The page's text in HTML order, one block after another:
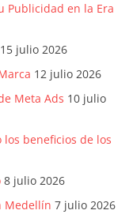
Publicidad en la Era
15 julio 2026
12 julio 2026
Meta Ads 10 julio
beneficios de los
8 julio 2026
Medellín 7 julio 2026